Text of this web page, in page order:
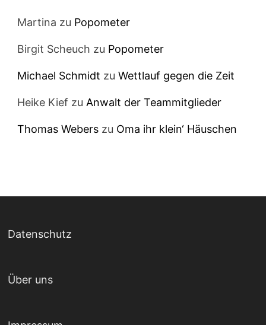
Martina zu Popometer
Birgit Scheuch zu Popometer
Michael Schmidt zuWettlauf gegen die Zeit
Heike Kief zu Anwalt der Teammitglieder
Thomas Webers zu Oma ihr klein‘ Häuschen
Datenschutz
Über uns